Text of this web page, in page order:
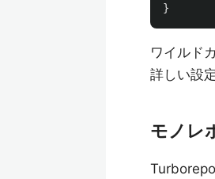
}
ワイルド
詳しい設
モノレ